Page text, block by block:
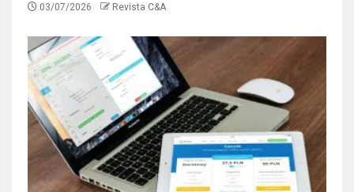
03/07/2026 Revista C&A